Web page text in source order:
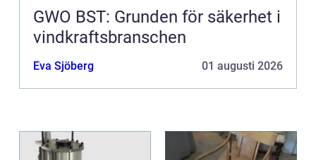
GWO BST: Grunden för säkerhet i
vindkraftsbranschen
Eva Sjöberg 01 augusti 2026